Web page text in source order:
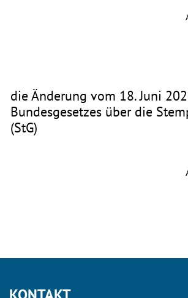
die Änderung vom 18. Juni
Bundesgesetzes über die
(StG)